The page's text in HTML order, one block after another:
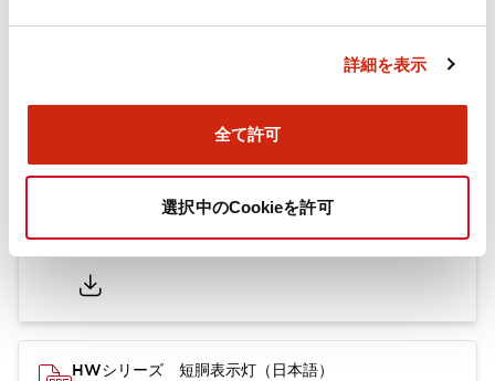
詳細を表示
全て許可
選択中のCookieを許可
ドキュメントとファイル
HWシリーズ コントロールユニット（2025年6月版）
HWシリーズ 短胴表示灯（日本語）